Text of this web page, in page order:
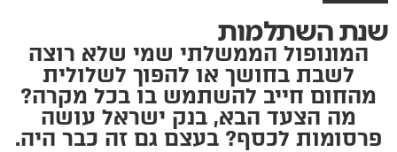
שנת השתלמות
המונופול הממשלתי שמי שלא רוצה
לשבת בחושך או להפוך לשלולית
מהחום חייב להשתמש בו בכל מקרה?
מה הצעד הבא, בנק ישראל עושה
פרסומות לכסף? בעצם גם זה כבר היה.